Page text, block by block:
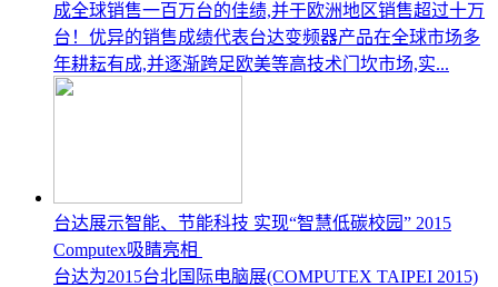
成全球销售一百万台的佳绩,并于欧洲地区销售超过十万
台！优异的销售成绩代表台达变频器产品在全球市场多
年耕耘有成,并逐渐跨足欧美等高技术门坎市场,实...
台达展示智能、节能科技 实现“智慧低碳校园” 2015
Computex吸睛亮相
台达为2015台北国际电脑展(COMPUTEX TAIPEI 2015)